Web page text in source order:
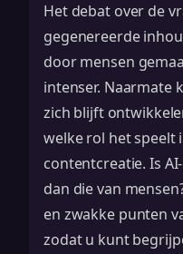
Het debat over de
gegenereerde
door mensen
intenser. Naarmate
zich blijft
welke rol het speelt
contentcreatie. Is
dan die van
en zwakke punten
zodat u kunt